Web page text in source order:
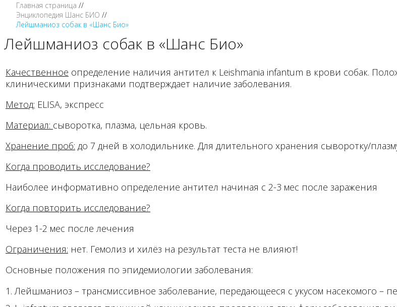
Главная страница
Энциклопедия Шанс БИО
Лейшманиоз собак в «Шанс Био»
Лейшманиоз собак в «Шанс Био»
Качественное определение наличия антител к Leishmania infantum в крови собак.
клиническими признаками подтверждает наличие заболевания.
Метод: ELISA, экспресс
Материал: сыворотка, плазма, цельная кровь.
Хранение проб: до 7 дней в холодильнике. Для длительного хранения сыворотку/
Когда проводить исследование?
Наиболее информативно определение антител начиная с 2-3 мес после заражения
Когда повторить исследование?
Через 1-2 мес после лечения
Ограничения: нет. Гемолиз и хилёз на результат теста не влияют!
Основные положения по эпидемиологии заболевания:
Лейшманиоз – трансмиссивное заболевание, передающееся с укусом насекомого –